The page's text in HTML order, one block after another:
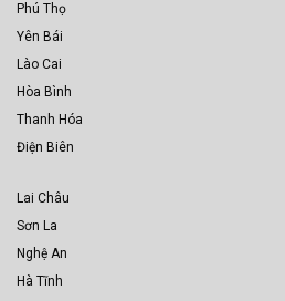
Phú Thọ
Yên Bái
Lào Cai
Hòa Bình
Thanh Hóa
Điện Biên
Lai Châu
Sơn La
Nghệ An
Hà Tĩnh